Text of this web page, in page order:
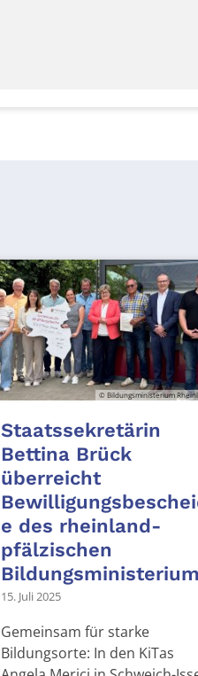
© Bildungsministerium
Staatssekretärin
Bettina Brück
überreicht
e des rheinland-
pfälzischen
15. Juli 2025
Gemeinsam für starke
Bildungsorte: In den KiTas